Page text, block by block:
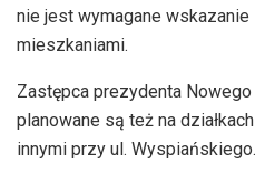
nie jest wymagane
mieszkaniami.
Zastępca prezydenta
planowane są też na
innymi przy ul. Wyspiańskiego.